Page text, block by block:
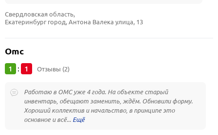
Свердловская область,
Екатеринбург город, Антона Валека улица, 13
Omc
1 : 1 Отзывы (2)
Работаю в ОМС уже 4 года. На объекте старый
инвентарь, обещают заменить, ждём. Обновили форму.
Хороший коллектив и начальство, в принципе это
основное и всё...